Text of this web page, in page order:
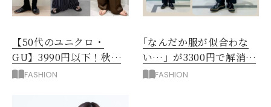
【50代のユニクロ・
GU】3990円以下！秋ま
ではける涼しげボトムス3
FASHION
｢なんだか服が似合わな
い…」が3300円で解消！
阪神梅田のサービスが神
FASHION